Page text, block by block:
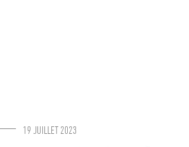
19 JUILLET 2023